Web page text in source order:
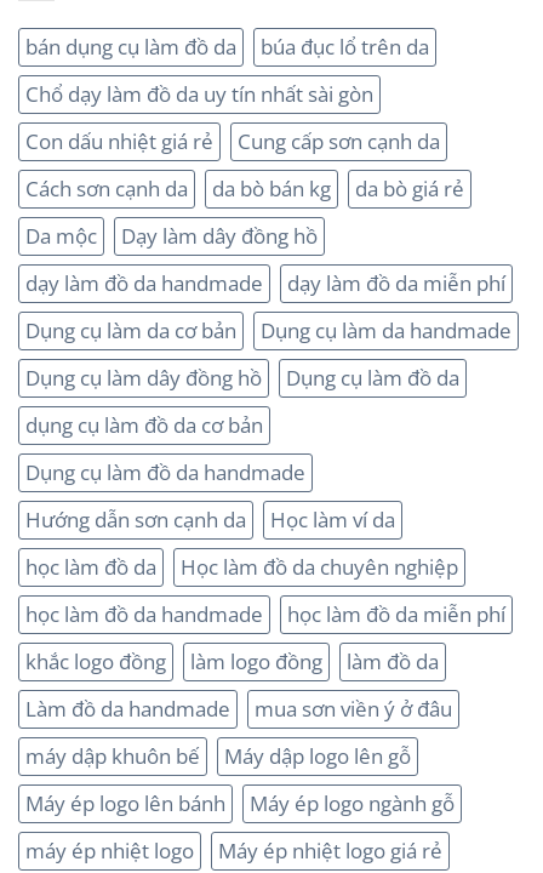
bán dụng cụ làm đồ da
búa đục lổ trên da
Chổ dạy làm đồ da uy tín nhất sài gòn
Con dấu nhiệt giá rẻ
Cung cấp sơn cạnh da
Cách sơn cạnh da
da bò bán kg
da bò giá rẻ
Da mộc
Dạy làm dây đồng hồ
dạy làm đồ da handmade
dạy làm đồ da miễn phí
Dụng cụ làm da cơ bản
Dụng cụ làm da handmade
Dụng cụ làm dây đồng hồ
Dụng cụ làm đồ da
dụng cụ làm đồ da cơ bản
Dụng cụ làm đồ da handmade
Hướng dẫn sơn cạnh da
Học làm ví da
học làm đồ da
Học làm đồ da chuyên nghiệp
học làm đồ da handmade
học làm đồ da miễn phí
khắc logo đồng
làm logo đồng
làm đồ da
Làm đồ da handmade
mua sơn viền ý ở đâu
máy dập khuôn bế
Máy dập logo lên gỗ
Máy ép logo lên bánh
Máy ép logo ngành gỗ
máy ép nhiệt logo
Máy ép nhiệt logo giá rẻ